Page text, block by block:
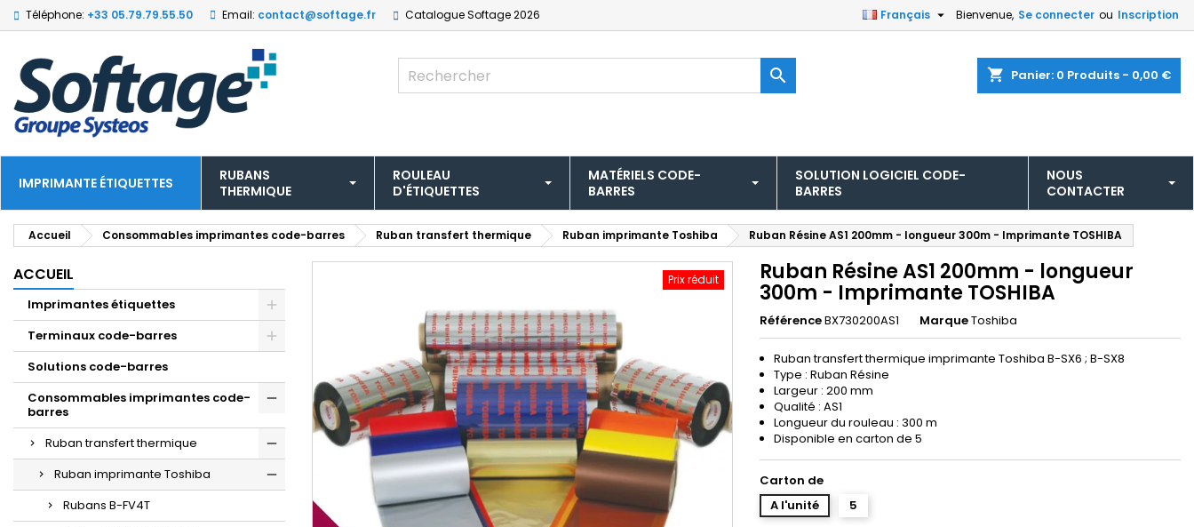
Téléphone: +33 05.79.79.55.50 Email: contact@softage.fr CatalogueSoftage 2026 Bienvenue, Se connecter ou Inscription
Français 
shopping_cart Panier: 0 Produits - 0,00 €

IMPRIMANTE ÉTIQUETTES
RUBANS
THERMIQUE
ROULEAU
D'ÉTIQUETTES
MATÉRIELS CODE-
BARRES
SOLUTION LOGICIEL CODE-
BARRES
NOUS
CONTACTER
Accueil Consommables imprimantes code-barres Ruban transfert thermique Ruban imprimante Toshiba Ruban Résine AS1 200mm - longueur 300m - Imprimante TOSHIBA
ACCUEIL
Imprimantes étiquettes
Terminaux code-barres
Solutions code-barres
Consommables imprimantes code-
barres
Ruban transfert thermique
Ruban imprimante Toshiba
Rubans B-FV4T
Prix réduit Ruban Résine AS1 200mm - longueur
300m - Imprimante TOSHIBA
RéférenceBX730200AS1 MarqueToshiba
Ruban transfert thermique imprimante Toshiba B-SX6 ; B-SX8
Type : Ruban Résine
Largeur : 200 mm
Qualité : AS1
Longueur du rouleau : 300 m
Disponible en carton de 5
Carton de
A l'unité
5